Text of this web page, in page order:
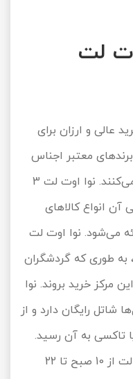
لت
عالی و ارزان برای
معتبر اجناس
خود را با پایین‌ترین قیمت عرضه می‌کنند. نوا اوت لت 3
آن انواع کالاهای
می‌شود. نوا اوت لت
به طوری که گردشگران
مرکز خرید بروند. نوا
شاتل رایگان دارد و از
تاکسی به آن رسید.
ساعت فعالیت مرکز خرید نوا اوت لت از 10 صبح تا 22